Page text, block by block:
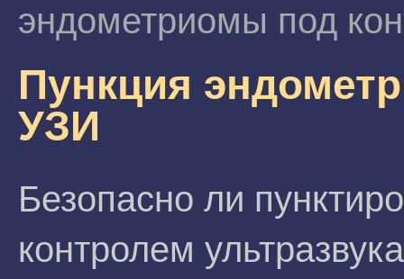
эндометриомы под
Пункция
УЗИ
Безопасно ли
контролем